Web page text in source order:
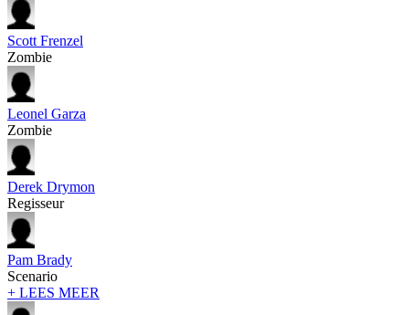
Scott Frenzel
Zombie
Leonel Garza
Zombie
Derek Drymon
Regisseur
Pam Brady
Scenario
+ LEES MEER